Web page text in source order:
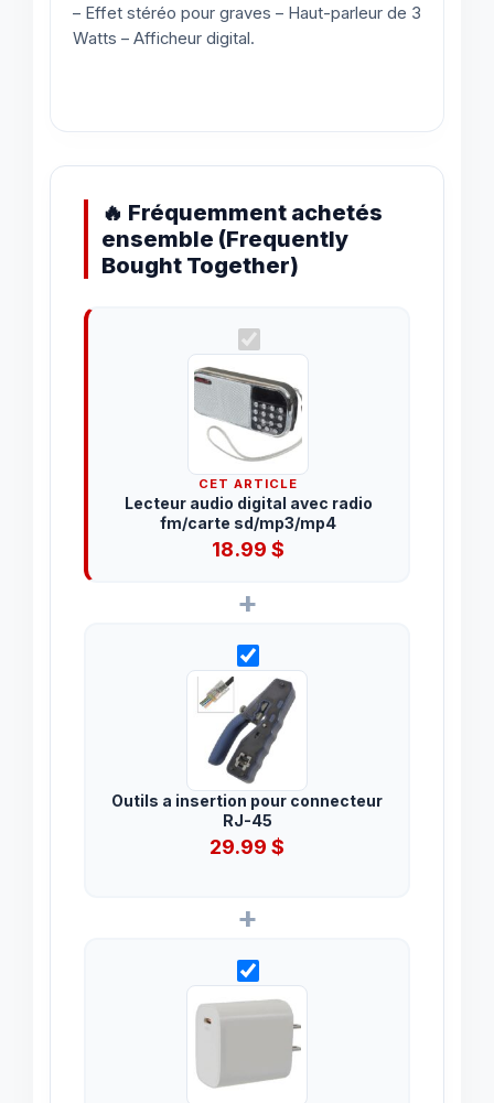
– Effet stéréo pour graves – Haut-parleur de 3
Watts – Afficheur digital.
🔥 Fréquemment achetés
ensemble (Frequently
Bought Together)
CET ARTICLE
Lecteur audio digital avec radio
fm/carte sd/mp3/mp4
18.99$
+
Outils a insertion pour connecteur
RJ-45
29.99 $
+